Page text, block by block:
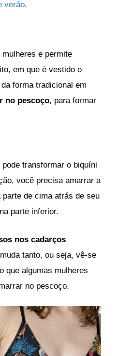
verão.
e permite
em que é vestido o
forma tradicional em
no pescoço, para formar
transformar o biquíni
você precisa amarrar a
de cima atrás de seu
parte inferior.
nos cadarços
tanto, ou seja, vê-se
que algumas mulheres
no pescoço.